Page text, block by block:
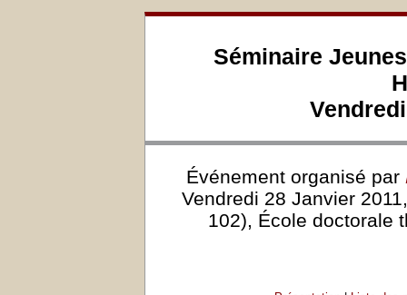
Séminaire
Événement organisé par
Vendredi 28 Janvier
102), École doctorale